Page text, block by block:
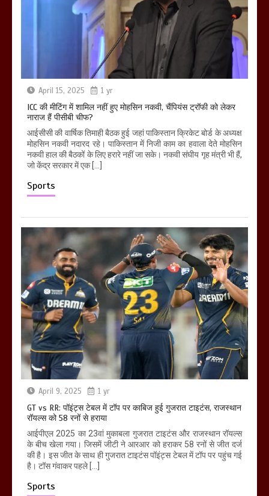
April 15, 2025 1 yr
ICC की मीटिंग में शामिल नहीं हुए मोहसिन नकवी, चैंपियंस ट्रॉफी को लेकर
नाराज हैं पीसीबी चीफ?
आईसीसी की वार्षिक तिमाही बैठक हुई जहां पाकिस्तान क्रिकेट बोर्ड के अध्यक्ष
मोहसिन नकवी नदारद रहे। पाकिस्तान में निजी काम का हवाला देते मोहसिन
नकवी हाल की बैठकों के लिए हरारे नहीं जा सके। नकवी संघीय गृह मंत्री भी हैं,
जो केंद्र सरकार में एक […]
Sports
April 9, 2025 1 yr
GT vs RR: पॉइंट्स टेबल में टॉप पर काबिज हुई गुजरात टाइटंस, राजस्थान
रॉयल्स को 58 रनों से हराया
आईपीएल 2025 का 23वां मुकाबला गुजरात टाइटंस और राजस्थान रॉयल्स
के बीच खेला गया। जिसमें जीटी ने आरआर को हराकर 58 रनों से जीत दर्ज
की है। इस जीत के साथ ही गुजरात टाइटंस पॉइंट्स टेबल में टॉप पर पहुंच गई
है। टॉस गंवाकर पहले […]
Sports